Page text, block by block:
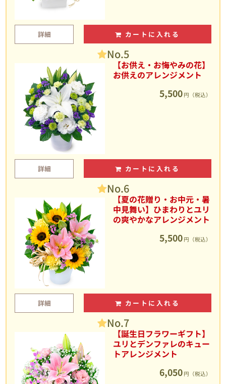
詳細 カートに入れる
No.5
【お供え・お悔やみの花】
お供えのアレンジメント
5,500 円（税込）
詳細 カートに入れる
No.6
【夏の花贈り・お中元・暑
中見舞い】ひまわりとユリ
の爽やかなアレンジメント
5,500 円（税込）
詳細 カートに入れる
No.7
【誕生日フラワーギフト】
ユリとデンファレのキュー
トアレンジメント
6,050 円（税込）